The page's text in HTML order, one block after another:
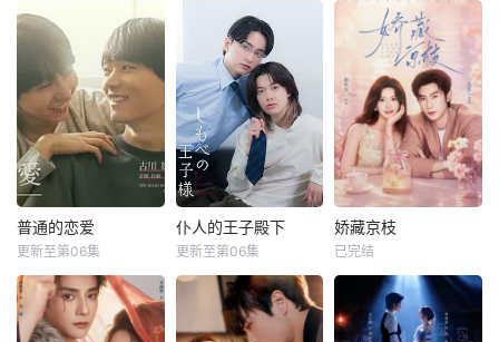
普通的恋爱
更新至第06集
仆人的王子殿下
更新至第06集
娇藏京枝
已完结